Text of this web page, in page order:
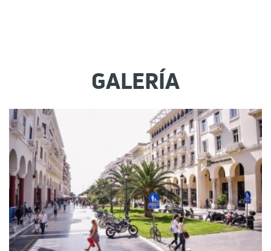
GALERÍA